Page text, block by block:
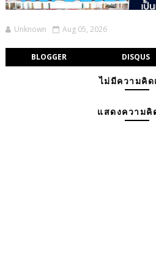
Unknown Aug 05, 2026
BLOGGER DISQUS
ไม่มีความคิด
แสดงความคิ